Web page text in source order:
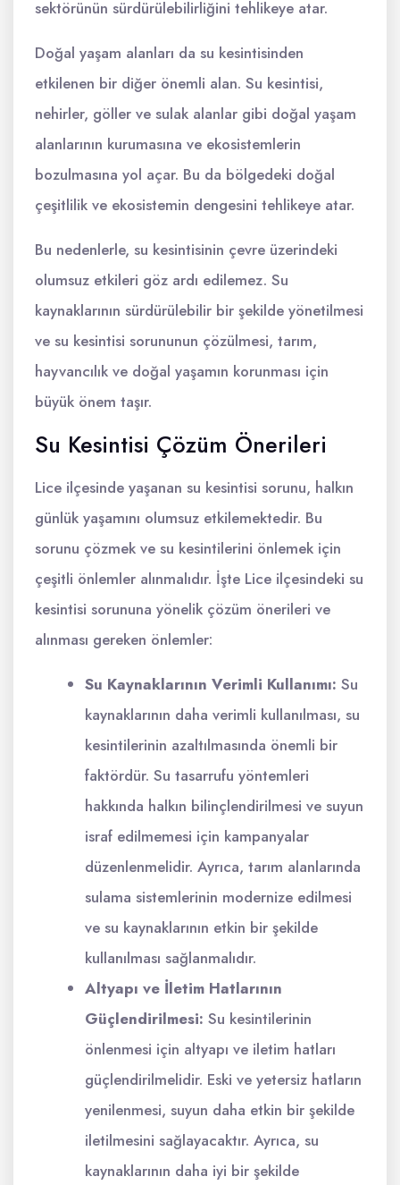
sektörünün sürdürülebilirliğini tehlikeye atar.
Doğal yaşam alanları da su kesintisinden
etkilenen bir diğer önemli alan. Su kesintisi,
nehirler, göller ve sulak alanlar gibi doğal yaşam
alanlarının kurumasına ve ekosistemlerin
bozulmasına yol açar. Bu da bölgedeki doğal
çeşitlilik ve ekosistemin dengesini tehlikeye atar.
Bu nedenlerle, su kesintisinin çevre üzerindeki
olumsuz etkileri göz ardı edilemez. Su
kaynaklarının sürdürülebilir bir şekilde yönetilmesi
ve su kesintisi sorununun çözülmesi, tarım,
hayvancılık ve doğal yaşamın korunması için
büyük önem taşır.
Su Kesintisi Çözüm Önerileri
Lice ilçesinde yaşanan su kesintisi sorunu, halkın
günlük yaşamını olumsuz etkilemektedir. Bu
sorunu çözmek ve su kesintilerini önlemek için
çeşitli önlemler alınmalıdır. İşte Lice ilçesindeki su
kesintisi sorununa yönelik çözüm önerileri ve
alınması gereken önlemler:
Su Kaynaklarının Verimli Kullanımı: Su
kaynaklarının daha verimli kullanılması, su
kesintilerinin azaltılmasında önemli bir
faktördür. Su tasarrufu yöntemleri
hakkında halkın bilinçlendirilmesi ve suyun
israf edilmemesi için kampanyalar
düzenlenmelidir. Ayrıca, tarım alanlarında
sulama sistemlerinin modernize edilmesi
ve su kaynaklarının etkin bir şekilde
kullanılması sağlanmalıdır.
Altyapı ve İletim Hatlarının
Güçlendirilmesi: Su kesintilerinin
önlenmesi için altyapı ve iletim hatları
güçlendirilmelidir. Eski ve yetersiz hatların
yenilenmesi, suyun daha etkin bir şekilde
iletilmesini sağlayacaktır. Ayrıca, su
kaynaklarının daha iyi bir şekilde